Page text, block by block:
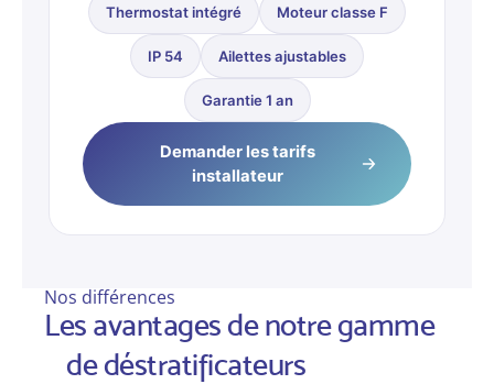
Thermostat intégré Moteur classe F
IP 54 Ailettes ajustables
Garantie 1 an
Demander les tarifs
installateur
Nos différences
Les avantages de notre gamme
de déstratificateurs